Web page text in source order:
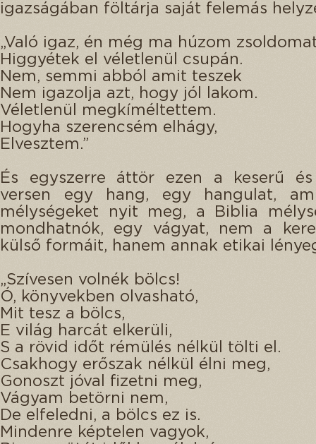
igazságában föltárja saját felemás
„Való igaz, én még ma húzom
Higgyétek el véletlenül csupán.
Nem, semmi abból amit teszek
Nem igazolja azt, hogy jól lakom.
Véletlenül megkíméltettem.
Hogyha szerencsém elhágy,
Elvesztem.”
És egyszerre áttör ezen a keserű és
versen egy hang, egy hangulat,
mélységeket nyit meg, a Biblia
mondhatnók, egy vágyat, nem a
külső formáit, hanem annak etikai
„Szívesen volnék bölcs!
Ó, könyvekben olvasható,
Mit tesz a bölcs,
E világ harcát elkerüli,
S a rövid időt rémülés nélkül tölti el.
Csakhogy erőszak nélkül élni meg,
Gonoszt jóval fizetni meg,
Vágyam betörni nem,
De elfeledni, a bölcs ez is.
Mindenre képtelen vagyok,